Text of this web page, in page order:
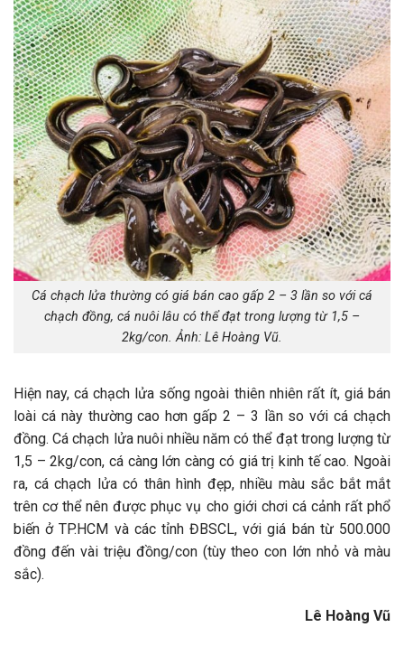
Cá chạch lửa thường có giá bán cao gấp 2 – 3 lần so với cá
chạch đồng, cá nuôi lâu có thể đạt trong lượng từ 1,5 –
2kg/con. Ảnh: Lê Hoàng Vũ.
Hiện nay, cá chạch lửa sống ngoài thiên nhiên rất ít, giá bán
loài cá này thường cao hơn gấp 2 – 3 lần so với cá chạch
đồng. Cá chạch lửa nuôi nhiều năm có thể đạt trong lượng từ
1,5 – 2kg/con, cá càng lớn càng có giá trị kinh tế cao. Ngoài
ra, cá chạch lửa có thân hình đẹp, nhiều màu sắc bắt mắt
trên cơ thể nên được phục vụ cho giới chơi cá cảnh rất phổ
biến ở TP.HCM và các tỉnh ĐBSCL, với giá bán từ 500.000
đồng đến vài triệu đồng/con (tùy theo con lớn nhỏ và màu
sắc).
Lê Hoàng Vũ